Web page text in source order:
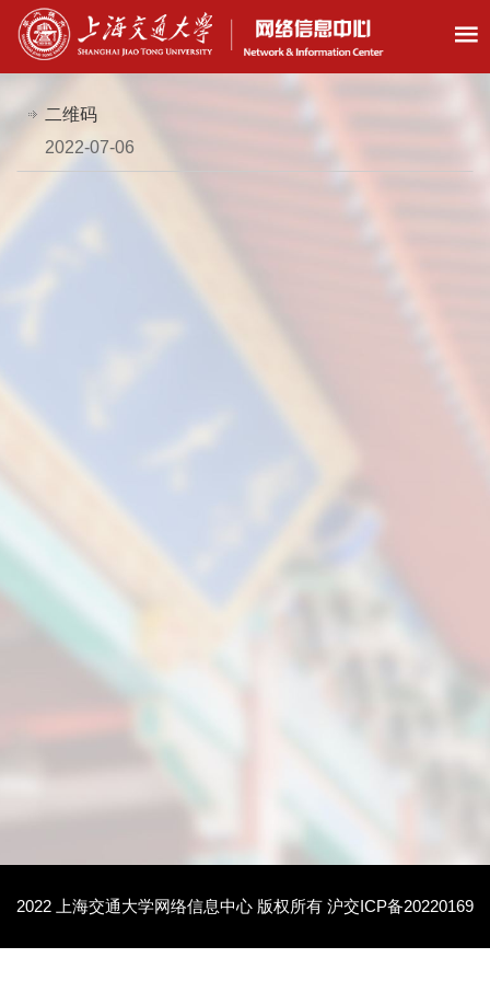
二维码
2022-07-06
2022 上海交通大学网络信息中心 版权所有 沪交ICP备20220169